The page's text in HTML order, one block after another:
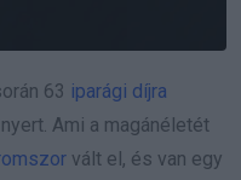
63 iparági díjra
Ami a magánéletét
vált el, és van egy